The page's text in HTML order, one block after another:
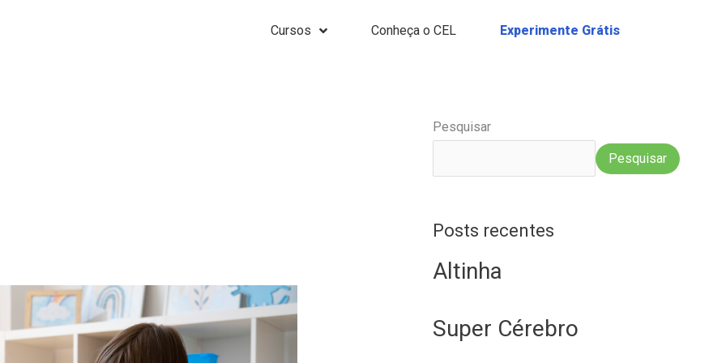
Cursos Conheça o CEL Experimente Grátis
Pesquisar
Pesquisar
Posts recentes
Altinha
Super Cérebro